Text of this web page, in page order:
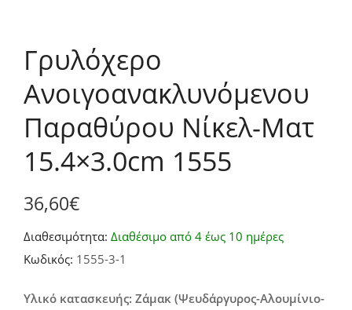
Γρυλόχερο
Ανοιγοανακλυνόμενου
Παραθύρου Νίκελ-Ματ
15.4×3.0cm 1555
36,60€
Διαθεσιμότητα: Διαθέσιμο από 4 έως 10 ημέρες
Κωδικός: 1555-3-1
Υλικό κατασκευής: Ζάμακ (Ψευδάργυρος-Αλουμίνιο-